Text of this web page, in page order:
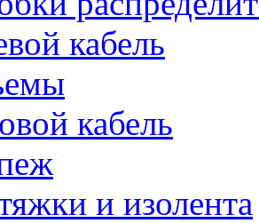
кабель
кабель
и изолента